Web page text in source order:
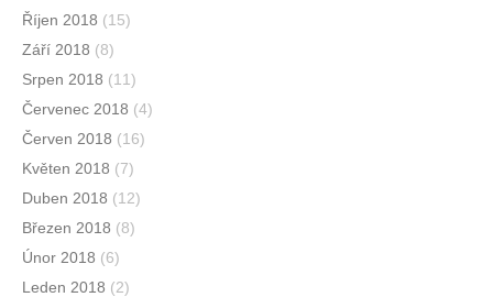
Říjen 2018 (15)
Září 2018 (8)
Srpen 2018 (11)
Červenec 2018 (4)
Červen 2018 (16)
Květen 2018 (7)
Duben 2018 (12)
Březen 2018 (8)
Únor 2018 (6)
Leden 2018 (2)